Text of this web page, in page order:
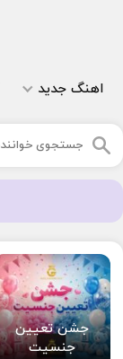
اهنگ جدید
جشن تعیین
جنسیت